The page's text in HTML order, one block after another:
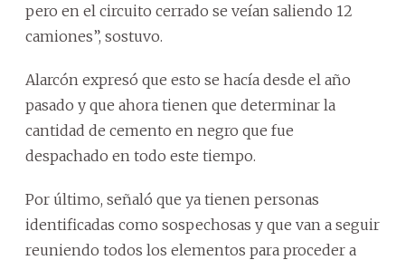
pero en el circuito cerrado se veían saliendo 12
camiones”, sostuvo.
Alarcón expresó que esto se hacía desde el año
pasado y que ahora tienen que determinar la
cantidad de cemento en negro que fue
despachado en todo este tiempo.
Por último, señaló que ya tienen personas
identificadas como sospechosas y que van a seguir
reuniendo todos los elementos para proceder a